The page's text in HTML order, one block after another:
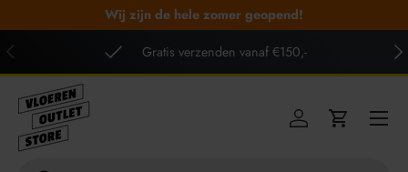
GA NAAR INHOUD
Wij zijn de hele zomer geopend!
VORIGE
Gratis verzenden vanaf €150,-
Zoeken
Inloggen
Menu